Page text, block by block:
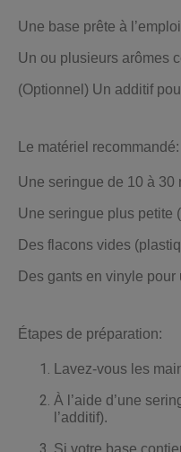
Une base prête à
Un ou plusieurs arômes
(Optionnel) Un additif
Le matériel recommandé:
Une seringue de 10 à 30
Une seringue plus petite
Des flacons vides
Des gants en vinyle
Étapes de préparation:
Lavez-vous les
À l’aide d’une
l’additif).
Si votre base